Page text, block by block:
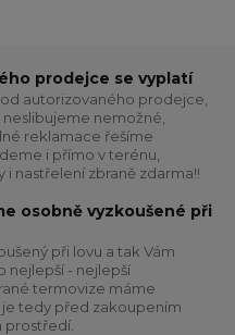
prodejce se vyplatí
autorizovaného prodejce,
nemožné,
reklamace řešíme
i přímo v terénu,
nastřelení zbraně zdarma!!
osobně vyzkoušené při
při lovu a tak Vám
nejlepší - nejlepší
termovize máme
je tedy před zakoupením
prostředí.